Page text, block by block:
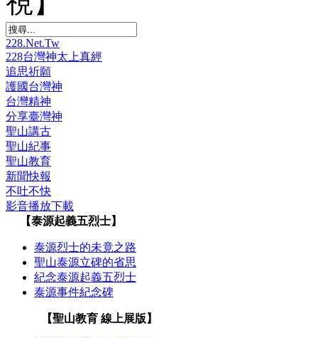
228.Net.Tw
228台灣神太上真經
追思祈願
護國台灣神
台灣精神
分享臺灣神
聖山講古
聖山紀事
聖山教育
新聞快報
不吐不快
影音播放下載
【泰源起義五烈士】
泰源烈士的未竟之路
聖山泰源立碑的省思
紀念泰源起義五烈士
泰源事件紀念碑
【聖山教育 線上展版】